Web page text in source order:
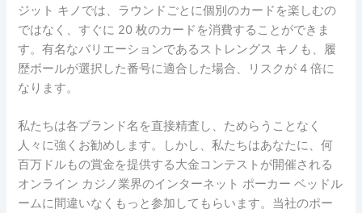
ジット キノでは、ラウンドごとに個別のカードを楽しむの
ではなく、すぐに 20 枚のカードを消費することができま
す。有名なバリエーションであるストレングス キノも、履
歴ボールが選択した番号に適合した場合、リスクが 4 倍に
なります。
私たちは各ブランド名を直接精査し、ためらうことなく
人々に強くお勧めします。しかし、私たちはあなたに、何
百万ドルもの賞金を提供する大金コンテストが開催される
オンライン カジノ業界のインターネット ポーカー ベッドル
ームに間違いなくもっと参加してもらいます。当社のポー